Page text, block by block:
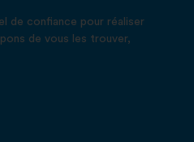
de confiance pour réaliser
de vous les trouver,